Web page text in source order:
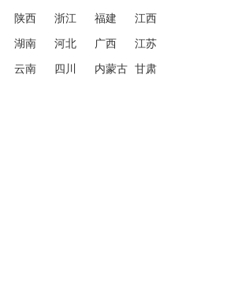
陕西 浙江 福建 江西
湖南 河北 广西 江苏
云南 四川 内蒙古 甘肃